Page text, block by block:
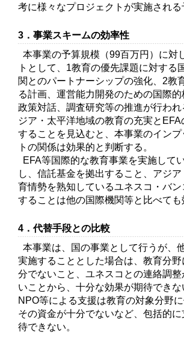
考に様々なプロジェクトが実施される
3．事業スキームの効率性
本事業の予算規模（99百万円）に対
トとして、1教育の優先課題に対する
関とのパートナーシップの強化、2教
る計画、運営能力開発のための国際
政策対話、調査研究等の推進が行わ
ジア・太平洋地域の教育の充実と
することを見込むと、本事業のイン
トの関係は効果的と判断する。
EFA等国際的な教育事業を実施して
し、信託基金を拠出すること、アジ
育情勢を熟知しているユネスコ・バ
することは他の国際機関等と比べても
4．代替手段との比較
本事業は、国の事業として行うが、
実施することとした場合は、教育分
分でないこと、ユネスコとの連絡調
いことから、十分な効果が期待できな
NPO等による支援は教育の対象分野に
その資金が十分でないなど、包括的
待できない。